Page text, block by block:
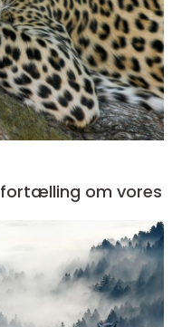
fortælling om vores